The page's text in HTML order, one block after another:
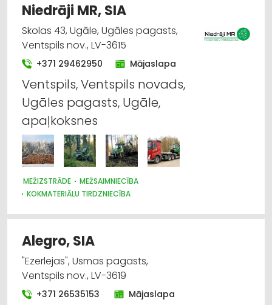
Mežizstrāde
Mežkopības un mežizstrādes tehnika
Mežsaimniecība
Iekraušanas un izkraušanas tehnika
Kravu pārvadājumi: auto
Apdares materiāli: tirdzniecība
Būvmateriālu, būvkonstrukciju tirdzniecība
Niedrāji MR, SIA
Skolas 43, Ugāle, Ugāles pagasts,
Ventspils nov., LV-3615
+371 29462950 Mājaslapa
Ventspils, Ventspils novads,
Ugāles pagasts, Ugāle,
apaļkoksnes
MEŽIZSTRĀDE
MEŽSAIMNIECĪBA
KOKMATERIĀLU TIRDZNIECĪBA
Alegro, SIA
"Ezerlejas", Usmas pagasts,
Ventspils nov., LV-3619
+371 26535153 Mājaslapa